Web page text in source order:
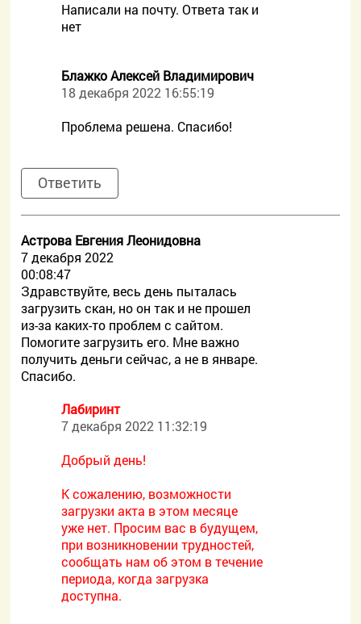
Написали на почту. Ответа так и
нет
Блажко Алексей Владимирович
18 декабря 2022 16:55:19
Проблема решена. Спасибо!
Ответить
Астрова Евгения Леонидовна
7 декабря 2022
00:08:47
Здравствуйте, весь день пыталась
загрузить скан, но он так и не прошел
из-за каких-то проблем с сайтом.
Помогите загрузить его. Мне важно
получить деньги сейчас, а не в январе.
Спасибо.
Лабиринт
7 декабря 2022 11:32:19
Добрый день!
К сожалению, возможности
загрузки акта в этом месяце
уже нет. Просим вас в будущем,
при возникновении трудностей,
сообщать нам об этом в течение
периода, когда загрузка
доступна.